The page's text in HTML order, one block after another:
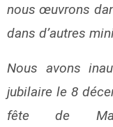
nous œuvrons
dans d’autres
Nous avons
jubilaire le 8
fête de